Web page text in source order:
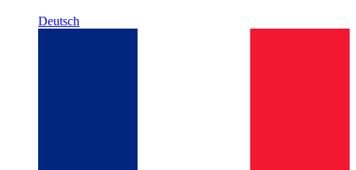
Deutsch